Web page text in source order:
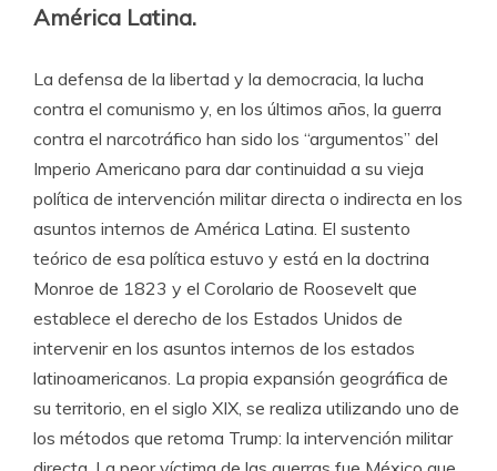
América Latina.
La defensa de la libertad y la democracia, la lucha
contra el comunismo y, en los últimos años, la guerra
contra el narcotráfico han sido los “argumentos” del
Imperio Americano para dar continuidad a su vieja
política de intervención militar directa o indirecta en los
asuntos internos de América Latina. El sustento
teórico de esa política estuvo y está en la doctrina
Monroe de 1823 y el Corolario de Roosevelt que
establece el derecho de los Estados Unidos de
intervenir en los asuntos internos de los estados
latinoamericanos. La propia expansión geográfica de
su territorio, en el siglo XIX, se realiza utilizando uno de
los métodos que retoma Trump: la intervención militar